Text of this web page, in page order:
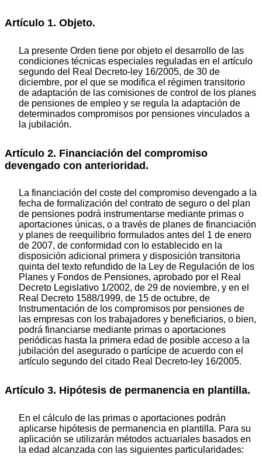
Artículo 1. Objeto.
La presente Orden tiene por objeto el desarrollo de las
condiciones técnicas especiales reguladas en el artículo
segundo del Real Decreto-ley 16/2005, de 30 de
diciembre, por el que se modifica el régimen transitorio
de adaptación de las comisiones de control de los planes
de pensiones de empleo y se regula la adaptación de
determinados compromisos por pensiones vinculados a
la jubilación.
Artículo 2. Financiación del compromiso
devengado con anterioridad.
La financiación del coste del compromiso devengado a la
fecha de formalización del contrato de seguro o del plan
de pensiones podrá instrumentarse mediante primas o
aportaciones únicas, o a través de planes de financiación
y planes de reequilibrio formulados antes del 1 de enero
de 2007, de conformidad con lo establecido en la
disposición adicional primera y disposición transitoria
quinta del texto refundido de la Ley de Regulación de los
Planes y Fondos de Pensiones, aprobado por el Real
Decreto Legislativo 1/2002, de 29 de noviembre, y en el
Real Decreto 1588/1999, de 15 de octubre, de
Instrumentación de los compromisos por pensiones de
las empresas con los trabajadores y beneficiarios, o bien,
podrá financiarse mediante primas o aportaciones
periódicas hasta la primera edad de posible acceso a la
jubilación del asegurado o partícipe de acuerdo con el
artículo segundo del citado Real Decreto-ley 16/2005.
Artículo 3. Hipótesis de permanencia en plantilla.
En el cálculo de las primas o aportaciones podrán
aplicarse hipótesis de permanencia en plantilla. Para su
aplicación se utilizarán métodos actuariales basados en
la edad alcanzada con las siguientes particularidades: